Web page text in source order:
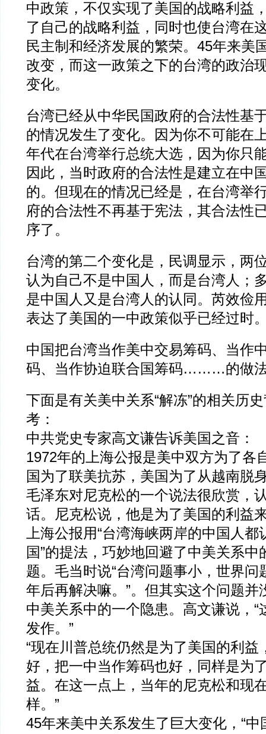
中政策，不仅实现了美国的战略利益
了自己的战略利益，同时也使台湾在
民主制和经济发展的繁荣。45年来美
改变，而这一政策之下的台湾的政治
变化。
台湾已经从中华民国政府的合法性基
的情况发生了变化。因为你不可能在
年代在台湾举行总统大选，因为你只
因此，当时政府的合法性是建立在中
的。但现在的情况已经是，在台湾举
府的合法性不再基于宪法，其合法性
序了。
台湾的第二个变化是，民调显示，两
认为自己不是中国人，而是台湾人；
是中国人又是台湾人的认同。芮效俭
表达了美国的一中政策似乎已经过时
中国把台湾当作美中交易筹码、当作
码、当作协迫联合国筹码………的做
下面是有关美中关系“解冻”的相关历
考：
中共党史专家高文谦告诉美国之音：
1972年的上海公报是美中双方为了各
国为了联美抗苏，美国为了从越南脱
毛泽东对尼克松的一个说法很欣赏，
话。尼克松说，他是为了美国的利益
上海公报用“台湾海峡两岸的中国人都
国”的提法，巧妙地回避了中美关系中
题。毛当时说“台湾问题事小，世界问
年后再解决嘛。”。但其实这个问题并
中美关系中的一个隐患。高文谦说，“
发作。”
“现在川普总统仍然是为了美国的利益
好，把一中当作筹码也好，同样是为
益。在这一点上，当年的尼克松和现
样。”
45年来美中关系发生了巨大变化，“